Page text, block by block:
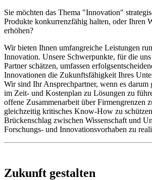
Sie möchten das Thema "Innovation"
Produkte konkurrenzfähig halten, oder Ihren
erhöhen?
Wir bieten Ihnen umfangreiche Leistungen
Innovation. Unsere Schwerpunkte, für die
Partner schätzen, umfassen
Innovationen die Zukunftsfähigkeit Ihres
Wir sind Ihr Ansprechpartner, wenn es darum
im Zeit- und Kostenplan zu Lösungen zu
offene Zusammenarbeit über Firmengrenzen
gleichzeitig kritisches Know-How zu
Brückenschlag zwischen Wissenschaft und
Forschungs- und Innovationsvorhaben zu
Zukunft gestalten